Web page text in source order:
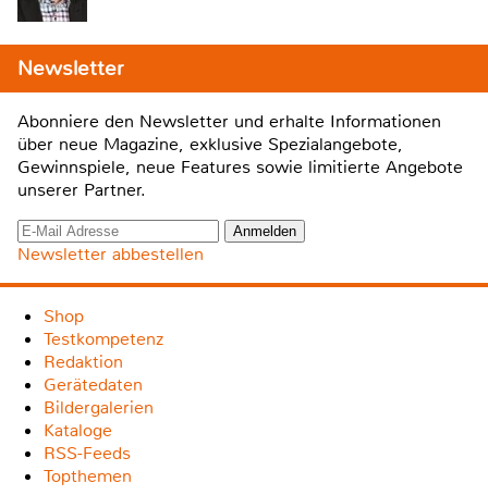
Newsletter
Abonniere den Newsletter und erhalte Informationen
über neue Magazine, exklusive Spezialangebote,
Gewinnspiele, neue Features sowie limitierte Angebote
unserer Partner.
Newsletter abbestellen
Shop
Testkompetenz
Redaktion
Gerätedaten
Bildergalerien
Kataloge
RSS-Feeds
Topthemen